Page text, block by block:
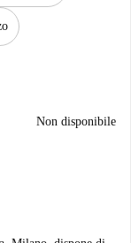
Non disponibile